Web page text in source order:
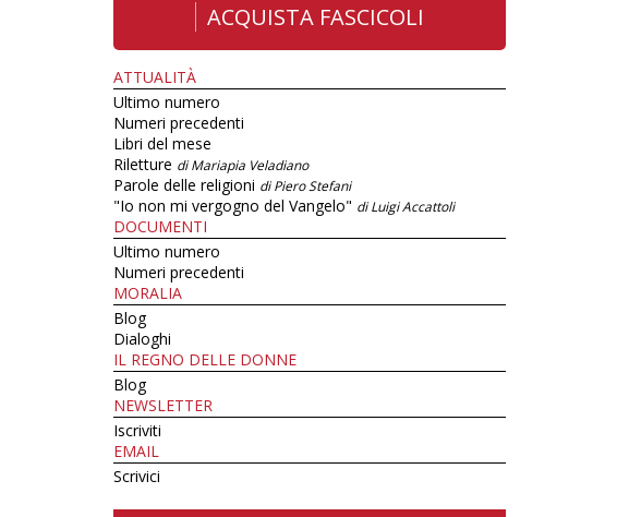
ACQUISTA FASCICOLI
ATTUALITÀ
Ultimo numero
Numeri precedenti
Libri del mese
Riletture di Mariapia Veladiano
Parole delle religioni di Piero Stefani
"Io non mi vergogno del Vangelo" di Luigi Accattoli
DOCUMENTI
Ultimo numero
Numeri precedenti
MORALIA
Blog
Dialoghi
IL REGNO DELLE DONNE
Blog
NEWSLETTER
Iscriviti
EMAIL
Scrivici